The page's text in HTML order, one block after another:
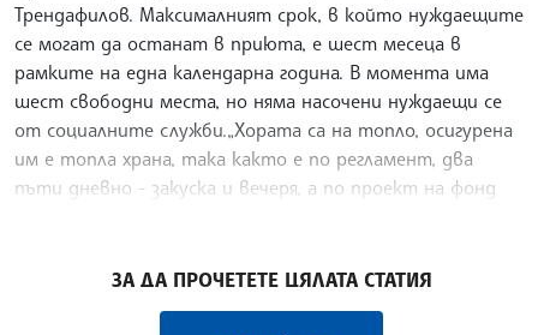
Трендафилов. Максималният срок, в който нуждаещите
се могат да останат в приюта, е шест месеца в
рамките на една календарна година. В момента има
шест свободни места, но няма насочени нуждаещи се
от социалните служби.„Хората са на топло, осигурена
им е топла храна, така както е по регламент, два
пъти дневно - закуска и вечеря, а по проект на фонд
ЗА ДА ПРОЧЕТЕТЕ ЦЯЛАТА СТАТИЯ